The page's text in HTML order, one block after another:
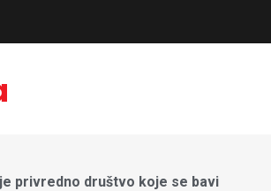
privredno društvo koje se bavi